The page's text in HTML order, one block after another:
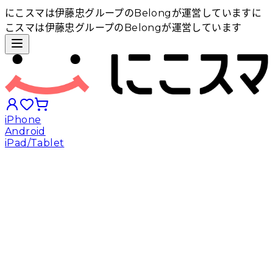
にこスマは伊藤忠グループのBelongが運営しています に
こスマは伊藤忠グループのBelongが運営しています
iPhone
Android
iPad/Tablet